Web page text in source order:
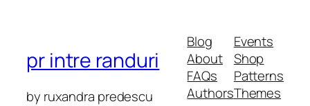
pr intre randuri
by ruxandra predescu
Blog
About
FAQs
Authors
Events
Shop
Patterns
Themes